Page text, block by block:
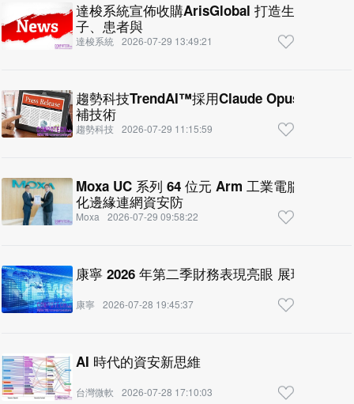
達梭系統宣佈收購ArisGlobal 打造生命科學產業統一AI智慧平台 串聯分
子、患者與
達梭系統 2026-07-29 13:49:21
趨勢科技TrendAI™採用Claude Opus 5，優
補技術
趨勢科技 2026-07-29 11:15:59
Moxa UC 系列 64 位元 Arm 工業電腦獲 IEC
化邊緣連網資安防
Moxa 2026-07-29 09:58:22
康寧 2026 年第二季財務
康寧 2026-07-28 19:45:37
AI 時代的資安新思維
台灣微軟 2026-07-28 17:10:03